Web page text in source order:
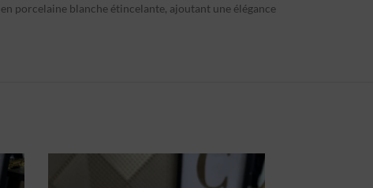
porcelaine blanche étincelante, ajoutant une élégance